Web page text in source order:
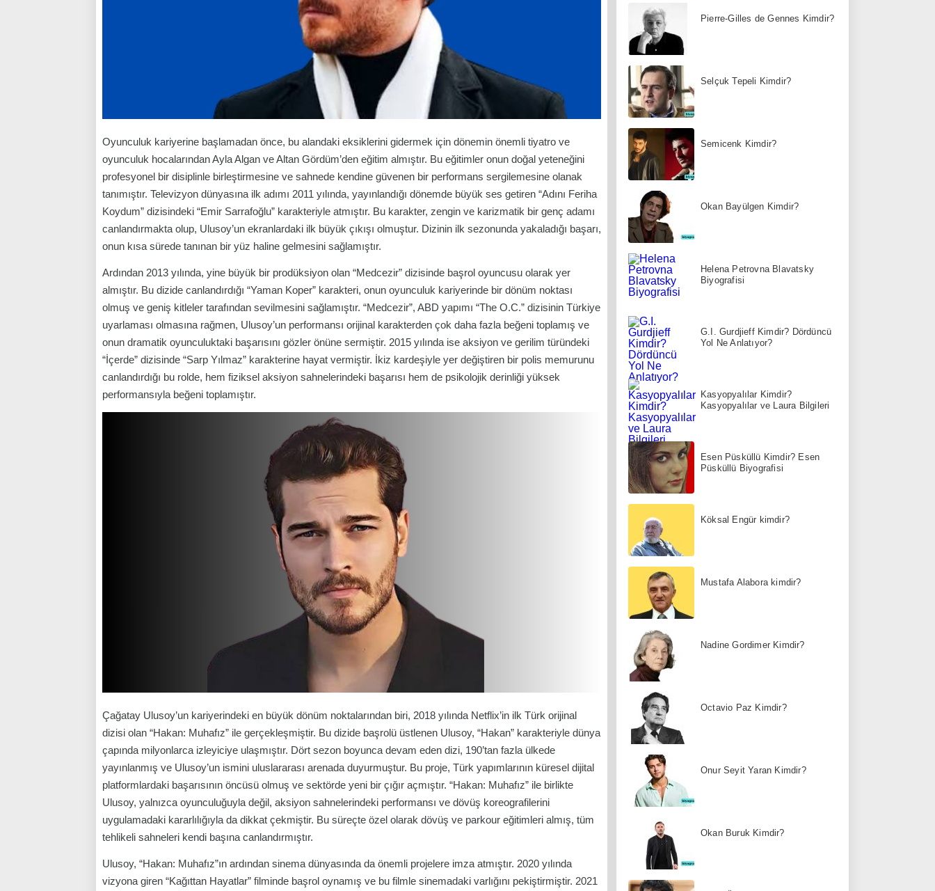
Oyunculuk kariyerine başlamadan önce, bu alandaki eksiklerini gidermek için dönemin önemli tiyatro ve
oyunculuk hocalarından Ayla Algan ve Altan Gördüm’den eğitim almıştır. Bu eğitimler onun doğal yeteneğini
profesyonel bir disiplinle birleştirmesine ve sahnede kendine güvenen bir performans sergilemesine olanak
tanımıştır. Televizyon dünyasına ilk adımı 2011 yılında, yayınlandığı dönemde büyük ses getiren “Adını Feriha
Koydum” dizisindeki “Emir Sarrafoğlu” karakteriyle atmıştır. Bu karakter, zengin ve karizmatik bir genç adamı
canlandırmakta olup, Ulusoy’un ekranlardaki ilk büyük çıkışı olmuştur. Dizinin ilk sezonunda yakaladığı başarı,
onun kısa sürede tanınan bir yüz haline gelmesini sağlamıştır.
Ardından 2013 yılında, yine büyük bir prodüksiyon olan “Medcezir” dizisinde başrol oyuncusu olarak yer
almıştır. Bu dizide canlandırdığı “Yaman Koper” karakteri, onun oyunculuk kariyerinde bir dönüm noktası
olmuş ve geniş kitleler tarafından sevilmesini sağlamıştır. “Medcezir”, ABD yapımı “The O.C.” dizisinin Türkiye
uyarlaması olmasına rağmen, Ulusoy’un performansı orijinal karakterden çok daha fazla beğeni toplamış ve
onun dramatik oyunculuktaki başarısını gözler önüne sermiştir. 2015 yılında ise aksiyon ve gerilim türündeki
“İçerde” dizisinde “Sarp Yılmaz” karakterine hayat vermiştir. İkiz kardeşiyle yer değiştiren bir polis memurunu
canlandırdığı bu rolde, hem fiziksel aksiyon sahnelerindeki başarısı hem de psikolojik derinliği yüksek
performansıyla beğeni toplamıştır.
Çağatay Ulusoy’un kariyerindeki en büyük dönüm noktalarından biri, 2018 yılında Netflix’in ilk Türk orijinal
dizisi olan “Hakan: Muhafız” ile gerçekleşmiştir. Bu dizide başrolü üstlenen Ulusoy, “Hakan” karakteriyle dünya
çapında milyonlarca izleyiciye ulaşmıştır. Dört sezon boyunca devam eden dizi, 190’tan fazla ülkede
yayınlanmış ve Ulusoy’un ismini uluslararası arenada duyurmuştur. Bu proje, Türk yapımlarının küresel dijital
platformlardaki başarısının öncüsü olmuş ve sektörde yeni bir çığır açmıştır. “Hakan: Muhafız” ile birlikte
Ulusoy, yalnızca oyunculuğuyla değil, aksiyon sahnelerindeki performansı ve dövüş koreografilerini
uygulamadaki kararlılığıyla da dikkat çekmiştir. Bu süreçte özel olarak dövüş ve parkour eğitimleri almış, tüm
tehlikeli sahneleri kendi başına canlandırmıştır.
Ulusoy, “Hakan: Muhafız”ın ardından sinema dünyasında da önemli projelere imza atmıştır. 2020 yılında
vizyona giren “Kağıttan Hayatlar” filminde başrol oynamış ve bu filmle sinemadaki varlığını pekiştirmiştir. 2021
Pierre-Gilles de Gennes Kimdir?
Selçuk Tepeli Kimdir?
Semicenk Kimdir?
Okan Bayülgen Kimdir?
Helena Petrovna Blavatsky
Biyografisi
G.I. Gurdjieff Kimdir? Dördüncü
Yol Ne Anlatıyor?
Kasyopyalılar Kimdir?
Kasyopyalılar ve Laura Bilgileri
Esen Püsküllü Kimdir? Esen
Püsküllü Biyografisi
Köksal Engür kimdir?
Mustafa Alabora kimdir?
Nadine Gordimer Kimdir?
Octavio Paz Kimdir?
Onur Seyit Yaran Kimdir?
Okan Buruk Kimdir?